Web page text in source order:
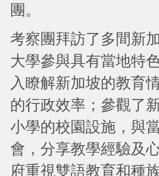
團。
考察團拜訪了多間新
大學參與具有當地特
入瞭解新加坡的教育
的行政效率；參觀了
小學的校園設施，與
會，分享教學經驗及
府重視雙語教育和種